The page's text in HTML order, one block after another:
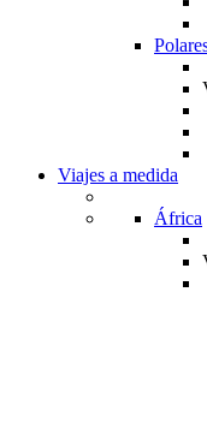
Viajes a medida
África